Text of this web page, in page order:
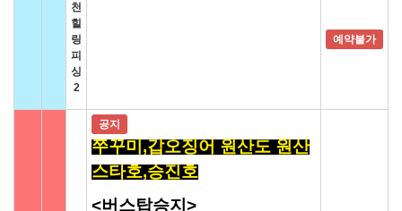
천
힐
링
피
싱
2
예약불가
공지
쭈꾸미,갑오징어 원산도 원산
스타호,승진호
<버스탑승지>